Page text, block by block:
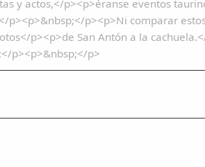
y actos,</p><p>éranse eventos
p><p>&nbsp;</p><p>Ni comparar
p><p>de San Antón a la
p><p>&nbsp;</p>